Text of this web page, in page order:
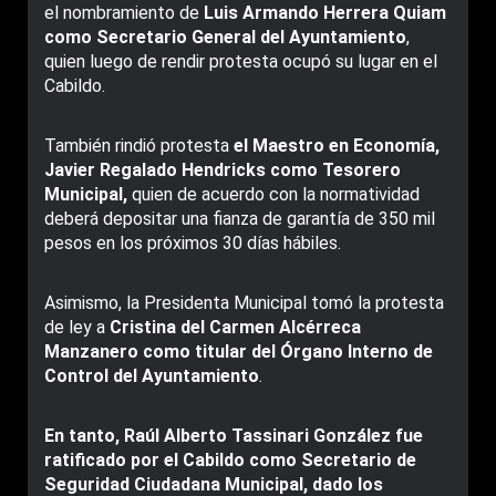
el nombramiento de Luis Armando Herrera Quiam
como Secretario General del Ayuntamiento,
quien luego de rendir protesta ocupó su lugar en el
Cabildo.
También rindió protesta el Maestro en Economía,
Javier Regalado Hendricks como Tesorero
Municipal, quien de acuerdo con la normatividad
deberá depositar una fianza de garantía de 350 mil
pesos en los próximos 30 días hábiles.
Asimismo, la Presidenta Municipal tomó la protesta
de ley a Cristina del Carmen Alcérreca
Manzanero como titular del Órgano Interno de
Control del Ayuntamiento.
En tanto, Raúl Alberto Tassinari González fue
ratificado por el Cabildo como Secretario de
Seguridad Ciudadana Municipal, dado los